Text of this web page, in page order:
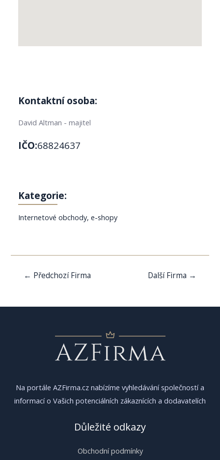
Kontaktní osoba:
David Altman - majitel
IČO:68824637
Kategorie:
Internetové obchody, e-shopy
Navigace
← Předchozí Firma Další Firma →
Na portále AZFirma.cz nabízíme vyhledávání společností a
informací o Vašich potenciálních zákaznících a dodavatelích
Důležité odkazy
Obchodní podmínky